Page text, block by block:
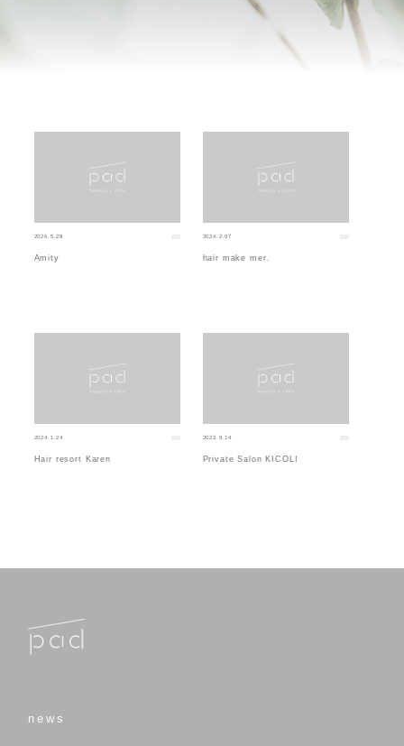
2026.5.28
Amity
2024.2.07
hair make mer.
2024.1.24
Hair resort Karen
2023.9.14
Private Salon KICOLI
news